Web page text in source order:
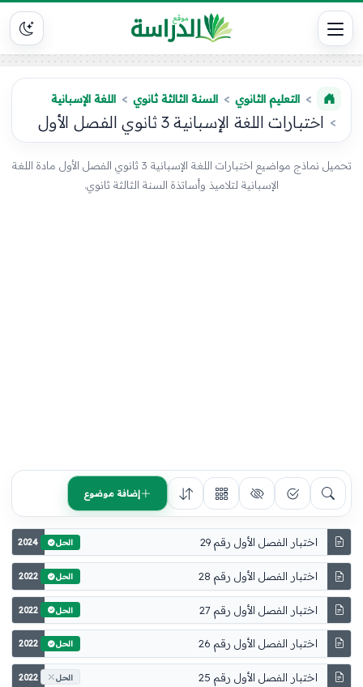
التعليم الثانوي السنة الثالثة ثانوي اللغة الإسبانية
اختبارات اللغة الإسبانية 3 ثانوي الفصل الأول
تحميل نماذج مواضيع اختبارات اللغة الإسبانية 3 ثانوي الفصل الأول مادة اللغة
الإسبانية لتلاميذ وأساتذة السنة الثالثة ثانوي.
إضافة موضوع
اختبار الفصل الأول رقم 29 2024 الحل
اختبار الفصل الأول رقم 28 2022 الحل
اختبار الفصل الأول رقم 27 2022 الحل
اختبار الفصل الأول رقم 26 2022 الحل
اختبار الفصل الأول رقم 25 2022 الحل